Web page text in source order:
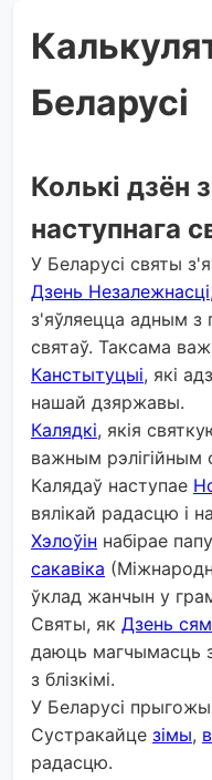
Беларусі
Колькі дзён
наступнага
У Беларусі святы
Дзень Незалежнасці
з'яўляецца адным з
святаў. Таксама
Канстытуцыі, які
нашай дзяржавы.
Калядкі, якія
важным рэлігійным
Калядаў наступае
вялікай радасцю і
Хэлоўін набірае
сакавіка
ўклад жанчын у
Святы, як Дзень
даюць магчымасць
з блізкімі.
У Беларусі
Сустракайце зімы,
радасцю.